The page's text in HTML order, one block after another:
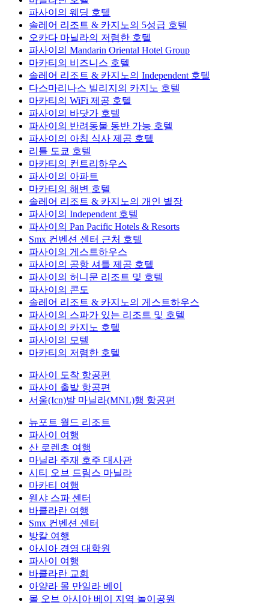
파사이의 웨딩 호텔
솔레어 리조트 & 카지노의 5성급 호텔
오카다 마닐라의 저렴한 호텔
파사이의 Mandarin Oriental Hotel Group
마카티의 비즈니스 호텔
솔레어 리조트 & 카지노의 Independent 호텔
다스마리나스 빌리지의 카지노 호텔
마카티의 WiFi 제공 호텔
파사이의 바닷가 호텔
파사이의 반려동물 동반 가능 호텔
파사이의 아침 식사 제공 호텔
리틀 도쿄 호텔
마카티의 컨트리하우스
파사이의 아파트
마카티의 해변 호텔
솔레어 리조트 & 카지노의 개인 별장
파사이의 Independent 호텔
파사이의 Pan Pacific Hotels & Resorts
Smx 컨벤션 센터 근처 호텔
파사이의 게스트하우스
파사이의 공항 셔틀 제공 호텔
파사이의 허니문 리조트 및 호텔
파사이의 콘도
솔레어 리조트 & 카지노의 게스트하우스
파사이의 스파가 있는 리조트 및 호텔
파사이의 카지노 호텔
파사이의 모텔
마카티의 저렴한 호텔
파사이 도착 항공편
파사이 출발 항공편
서울(Icn)발 마닐라(MNL)행 항공편
뉴포트 월드 리조트
파사이 여행
산 로렌초 여행
마닐라 주재 호주 대사관
시티 오브 드림스 마닐라
마카티 여행
웬샤 스파 센터
바클라란 여행
Smx 컨벤션 센터
방칼 여행
아시아 경영 대학원
파사이 여행
바클라란 교회
아얄라 몰 만일라 베이
몰 오브 아시아 베이 지역 놀이공원